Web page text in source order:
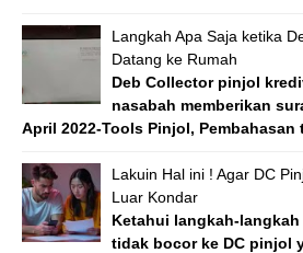
Langkah Apa Saja ketika
Datang ke Rumah
Deb Collector pinjol
nasabah memberikan
April 2022-Tools Pinjol, Pembahasan
Lakuin Hal ini ! Agar DC
Luar Kondar
Ketahui langkah-
tidak bocor ke DC pinjol